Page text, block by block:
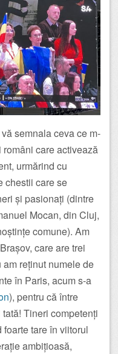
semnala ceva ce m-
care activează
urmărind cu
chestii care se
și pasionați (dintre
Mocan, din Cluj,
comune). Am
care are trei
reținut numele de
în Paris, acum s-a
), pentru că între
Tineri competenți
tare în viitorul
ambițioasă,